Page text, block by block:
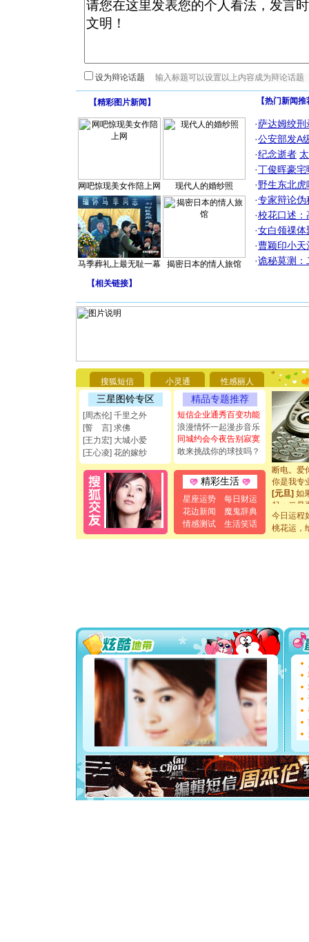
设为辩论话题
【精彩图片新闻 】
网吧惊现美女作陪上网 现代人的婚纱照
马季葬礼上最无耻一幕 揭密日本的情人旅馆
【热门新闻
·萨达姆绞刑
·公安部发A
·纪念逝者
·丁俊晖豪
·野生东北
·专家辩论伪
·校花口述：
·女白领祼体
·曹颖印小天
·诡秘莫测：
【相关链接】
搜狐短信 小灵通 性感丽人
三星图铃专区
[周杰伦] 千里之外
[誓 言] 求佛
[王力宏] 大城小爱
[王心凌] 花的嫁纱
精品专题推荐
短信企业通秀百变功能
浪漫情怀一起漫步音乐
同城约会今夜告别寂寞
敢来挑战你的球技吗？
精彩生活
星座运势
每日财运
花边新闻
魔鬼辞典
情感测试
生活笑话
[圣诞节]
你太多，
要平安
[圣诞节]
能正大光
都要快乐
[圣诞节]
如意,快
[元旦]看
断电。爱
你是我专
[元旦] 如
起；二是
离。水晶
[元旦]当
[圣诞节]
你太多
要平安！
[圣诞节]
能正大
都要快乐
[圣诞节]
如意,快
[元旦]
看
断电。
你是我
[元旦]如
起；二是
离。水晶
[元旦]当
今日运程
桃花运，